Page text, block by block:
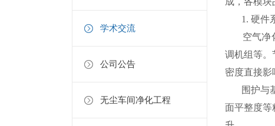
学术交流
公司公告
无尘车间净化工程
1. 硬件系
空气净化
调机组等。
密度直接影
围护与基
面平整度等